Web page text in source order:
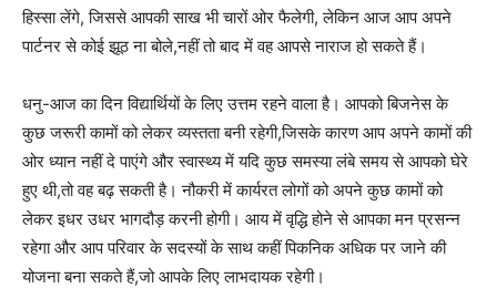
हिस्सा लेंगे, जिससे आपकी साख भी चारों ओर फैलेगी, लेकिन आज आप अपने
पार्टनर से कोई झूठ ना बोले,नहीं तो बाद में वह आपसे नाराज हो सकते हैं।
धनु-आज का दिन विद्यार्थियों के लिए उत्तम रहने वाला है। आपको बिजनेस के
कुछ जरूरी कामों को लेकर व्यस्तता बनी रहेगी,जिसके कारण आप अपने कामों की
ओर ध्यान नहीं दे पाएंगे और स्वास्थ्य में यदि कुछ समस्या लंबे समय से आपको घेरे
हुए थी,तो वह बढ़ सकती है। नौकरी में कार्यरत लोगों को अपने कुछ कामों को
लेकर इधर उधर भागदौड़ करनी होगी। आय में वृद्धि होने से आपका मन प्रसन्न
रहेगा और आप परिवार के सदस्यों के साथ कहीं पिकनिक अधिक पर जाने की
योजना बना सकते हैं,जो आपके लिए लाभदायक रहेगी।